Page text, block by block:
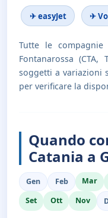
✈ easyJet ✈
Tutte le
Fontanarossa
soggetti a variazioni
per verificare la
Quando
Catania a
Gen Feb Mar
Set
Ott Nov